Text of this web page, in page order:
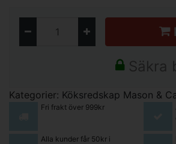
Säkra
Kategorier: Köksredskap Mason &
Fri frakt över 999kr
Alla kunder får 50kr i